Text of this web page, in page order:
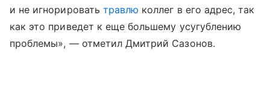
и не игнорировать травлю коллег в его адрес, так
как это приведет к еще большему усугублению
проблемы», — отметил Дмитрий Сазонов.